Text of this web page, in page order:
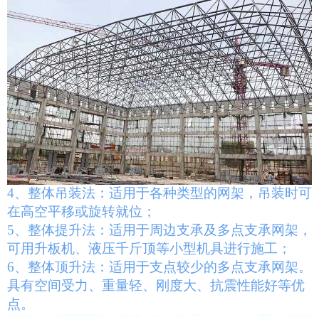
4、整体吊装法：适用于各种类型的网架，吊装时可
在高空平移或旋转就位；
5、整体提升法：适用于周边支承及多点支承网架，
可用升板机、液压千斤顶等小型机具进行施工；
6、整体顶升法：适用于支点较少的多点支承网架。
具有空间受力、重量轻、刚度大、抗震性能好等优
点。